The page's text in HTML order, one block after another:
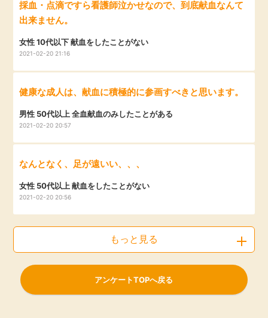
採血・点滴ですら看護師泣かせなので、到底献血なんて
出来ません。
女性 10代以下 献血をしたことがない
2021-02-20 21:16
健康な成人は、献血に積極的に参画すべきと思います。
男性 50代以上 全血献血のみしたことがある
2021-02-20 20:57
なんとなく、足が遠いい、、、
女性 50代以上 献血をしたことがない
2021-02-20 20:56
もっと見る
アンケートTOPへ戻る